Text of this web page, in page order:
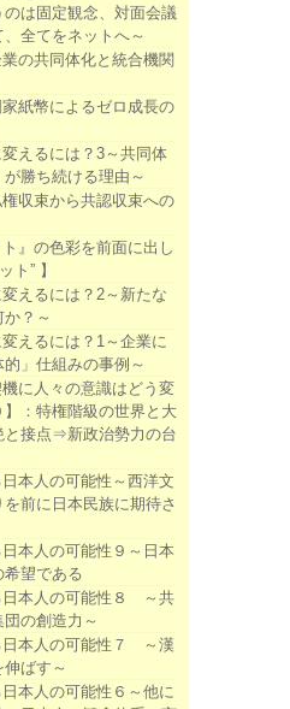
は固定観念、対面会議
全てをネットへ～
の共同体化と統合機関
紙幣によるゼロ成長の
えるには？3～共同体
が勝ち続ける理由～
収束から共認収束への
ト』の色彩を前面に出し
ト” 】
えるには？2～新たな
？～
えるには？1～企業に
」仕組みの事例～
に人々の意識はどう変
】：特権階級の世界と大
と接点⇒新政治勢力の台
本人の可能性～西洋文
前に日本民族に期待さ
本人の可能性９～日本
希望である
日本人の可能性８ ～共
の創造力～
日本人の可能性７ ～漢
ばす～
本人の可能性６～他に